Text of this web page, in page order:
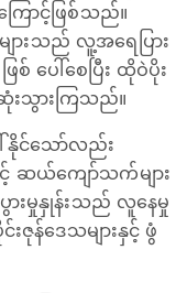
ြောင့်ဖြစ်သည်။
ျားသည် လူ့အရေပြား
ပေါ်စေပြီး ထိုဝဲပိုး
သွားကြသည်။
နိုင်သော်လည်း
ဆယ်ကျော်သက်များ
ားမှုနှုန်းသည် လူနေမှု
ဇုန်ဒေသများနှင့် ဖွံ